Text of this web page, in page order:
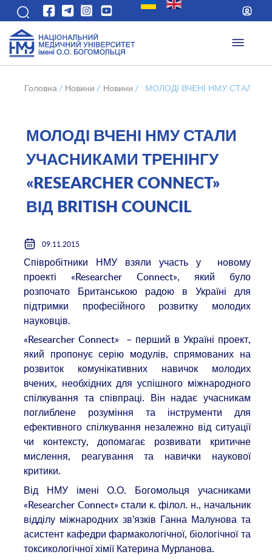
Головна / Новини / Новини / МОЛОДІ ВЧЕНІ НМУ СТАЛИ
МОЛОДІ ВЧЕНІ НМУ СТАЛИ
УЧАСНИКАМИ ТРЕНІНГУ
«RESEARCHER CONNECT»
ВІД BRITISH COUNCIL
09.11.2015
Співробітники НМУ взяли участь у новому
проекті «Researcher Connect», який було
розпочато Британською радою в Україні для
підтримки професійного розвитку молодих
науковців.
«Researcher Connect» – перший в Україні проект,
який пропонує серію модулів, спрямованих на
розвиток комунікативних навичок молодих
вчених, необхідних для успішного міжнародного
спілкування та співпраці. Він надає учасникам
поглиблене розуміння та інструменти для
ефективного спілкування незалежно від ситуації
чи контексту, допомагає розвивати критичне
мислення, реагування та навички наукової
критики.
Від НМУ імені О.О. Богомольця учасниками
«Researcher Connect» стали к. філол. н., начальник
відділу міжнародних зв’язків Ганна Малунова та
асистент кафедри фармакологічної, біологічної та
токсикологічної хімії Катерина Мурланова.